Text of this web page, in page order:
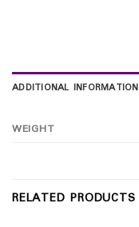
ADDITIONAL INFORMATION
WEIGHT
RELATED PRODUCTS